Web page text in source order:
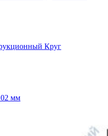
Круг
мм